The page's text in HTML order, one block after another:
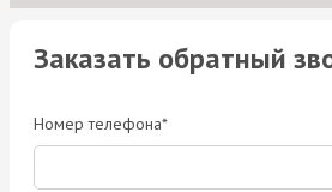
Заказать обратный
Номер телефона*